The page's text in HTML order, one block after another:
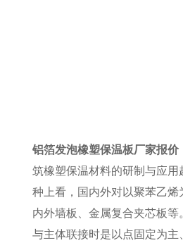
铝箔发泡橡塑保温板厂家报价
筑橡塑保温材料的研制与应
种上看，国内外对以聚苯乙
内外墙板、金属复合夹芯板
与主体联接时是以点固定为主